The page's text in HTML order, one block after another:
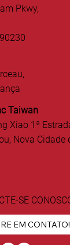
Pkwy,
Taiwan
Xiao 1ª
Nova Cidade
SE
EM CONTATO!